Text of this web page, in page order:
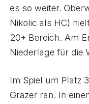
es so weiter.
Nikolic als HC)
20+ Bereich. Am
Niederlage für die
Im Spiel um Platz
Grazer ran. In